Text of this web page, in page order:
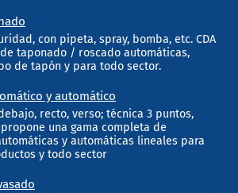
con pipeta, spray, bomba, etc. CDA
taponado / roscado automáticas,
de tapón y para todo sector.
y automático
recto, verso; técnica 3 puntos,
propone una gama completa de
y automáticas lineales para
y todo sector